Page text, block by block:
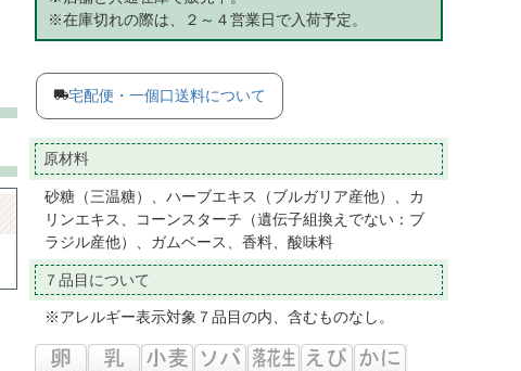
※在庫切れの際は、２～４営業日で入荷予定。
宅配便・一個口送料について
原材料
砂糖（三温糖）、ハーブエキス（ブルガリア産他）、カ
リンエキス、コーンスターチ（遺伝子組換えでない：ブ
ラジル産他）、ガムベース、香料、酸味料
７品目について
※アレルギー表示対象７品目の内、含むものなし。